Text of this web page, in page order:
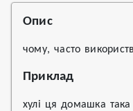
Опис
чому, часто
Приклад
хулі ця домашка